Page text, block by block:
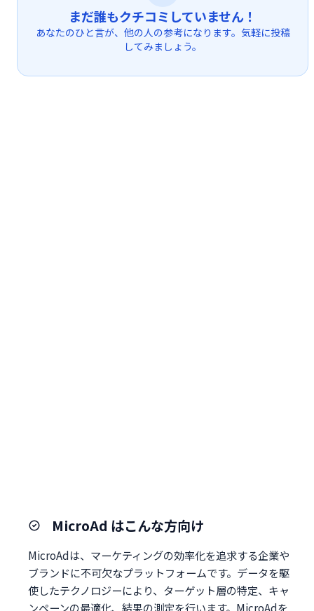
まだ誰もクチコミしていません！
あなたのひと言が、他の人の参考になります。気軽に投稿
してみましょう。
MicroAd はこんな方向け
MicroAdは、マーケティングの効率化を追求する企業や
ブランドに不可欠なプラットフォームです。データを駆
使したテクノロジーにより、ターゲット層の特定、キャ
ンペーンの最適化、結果の測定を行います。MicroAdを